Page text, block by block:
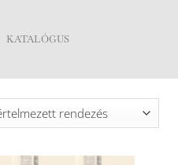
KATALÓGUS